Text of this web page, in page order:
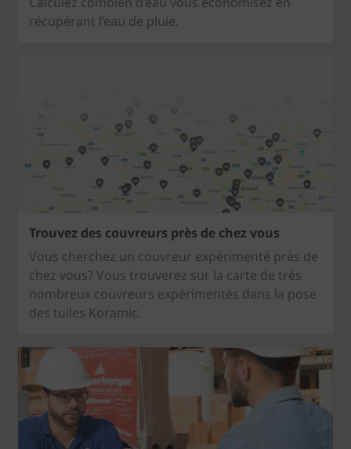
récupérant l’eau de pluie.
Trouvez des couvreurs près de chez vous
Vous cherchez un couvreur expérimenté près de
chez vous? Vous trouverez sur la carte de très
nombreux couvreurs expérimentés dans la pose
des tuiles Koramic.